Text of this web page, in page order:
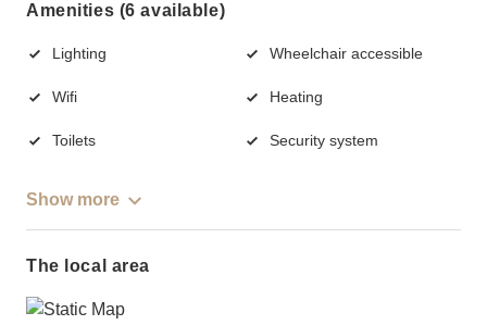
Amenities (6 available)
Lighting Wheelchair accessible
Wifi Heating
Toilets Security system
Show more
The local area